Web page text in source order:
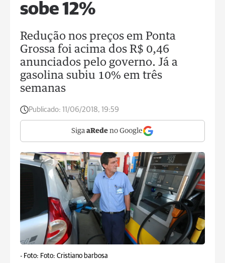
sobe 12%
Redução nos preços em Ponta
Grossa foi acima dos R$ 0,46
anunciados pelo governo. Já a
gasolina subiu 10% em três
semanas
Publicado: 11/06/2018, 19:59
Siga aRede no Google
- Foto: Foto: Cristiano barbosa